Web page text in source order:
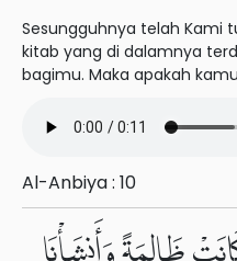
Sesungguhnya telah Kami
kitab yang di dalamnya
bagimu. Maka apakah
Al-Anbiya : 10